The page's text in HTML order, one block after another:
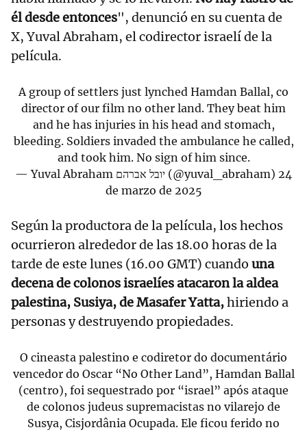
él desde entonces", denunció en su cuenta de
X, Yuval Abraham, el codirector israelí de la
película.
A group of settlers just lynched Hamdan Ballal, co
director of our film no other land. They beat him
and he has injuries in his head and stomach,
bleeding. Soldiers invaded the ambulance he called,
and took him. No sign of him since.
— Yuval Abraham יובל אברהם (@yuval_abraham) 24
de marzo de 2025
Según la productora de la película, los hechos
ocurrieron alrededor de las 18.00 horas de la
tarde de este lunes (16.00 GMT) cuando una
decena de colonos israelíes atacaron la aldea
palestina, Susiya, de Masafer Yatta,hiriendo a
personas y destruyendo propiedades.
O cineasta palestino e codiretor do documentário
vencedor do Oscar “No Other Land”, Hamdan Ballal
(centro), foi sequestrado por “israel” após ataque
de colonos judeus supremacistas no vilarejo de
Susya, Cisjordânia Ocupada. Ele ficou ferido no